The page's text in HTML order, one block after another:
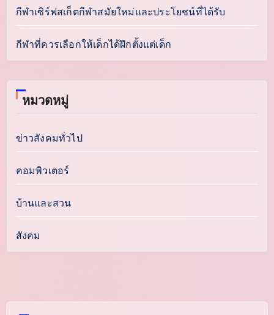
กีฬาเซิร์ฟสเก็ตกีฬาสมัยใหม่และประโยชน์ที่ได้รับ
กีฬาที่ควรเลือกให้เด็กได้ฝึกตั้งแต่เด็ก
หมวดหมู่
ข่าวสังคมทั่วไป
คอมพิวเตอร์
บ้านและสวน
สังคม